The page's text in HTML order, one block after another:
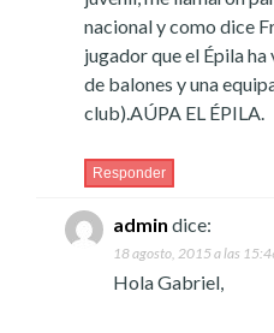
nacional y como dice
jugador que el Épila
de balones y una
club).AÚPA EL ÉPILA.
Responder
admin dice:
18 agosto, 2015 a las
Hola Gabriel,